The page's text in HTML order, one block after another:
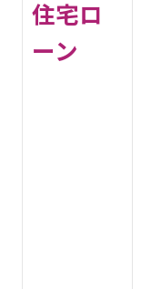
住宅ロ
ーン